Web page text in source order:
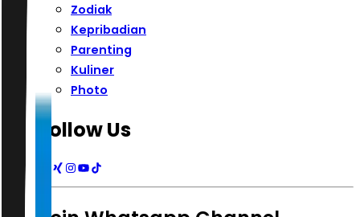
Zodiak
Kepribadian
Parenting
Kuliner
Photo
Follow Us